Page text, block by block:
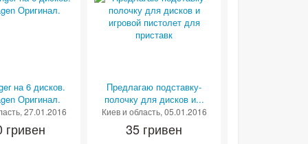
на 6 дисков.
Оригинал.
, 27.01.2016
гривен
Предлагаю подставку-
полочку для дисков и...
Киев и область, 05.01.2016
35 гривен